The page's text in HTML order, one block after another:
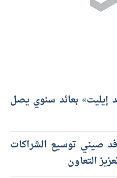
إيليت» بعائد سنوي يصل
صيني توسيع الشراكات
التعاون